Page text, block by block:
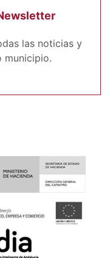
las noticias y
municipio.